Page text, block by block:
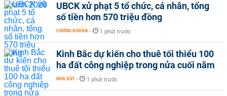
UBCK xử phạt 5 tổ chức, cá nhân, tổng
số tiền hơn 570 triệu đồng
CHỨNG KHOÁN - 1 phút trước
Kinh Bắc dự kiến cho thuê tối thiểu 100
ha đất công nghiệp trong nửa cuối năm
NHÀ ĐẤT - 1 phút trước